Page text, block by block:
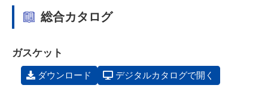
総合カタログ
ガスケット
ダウンロード デジタルカタログで開く